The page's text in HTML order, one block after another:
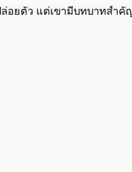
อยตัว แต่เขามีบทบาทสำคั